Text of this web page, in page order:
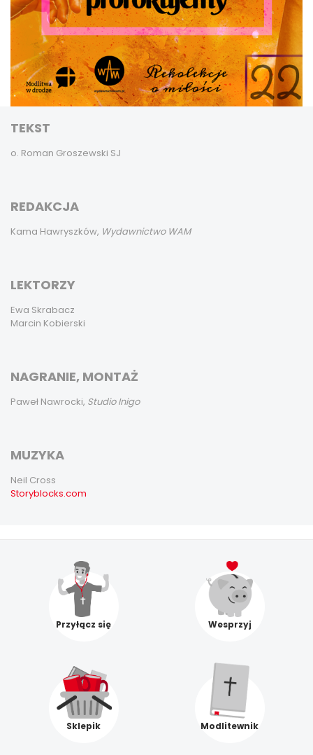
TEKST
o. Roman Groszewski SJ
REDAKCJA
Kama Hawryszków, Wydawnictwo WAM
LEKTORZY
Ewa Skrabacz
Marcin Kobierski
NAGRANIE, MONTAŻ
Paweł Nawrocki, Studio Inigo
MUZYKA
Neil Cross
Storyblocks.com
Przyłącz się Wesprzyj
Sklepik Modlitewnik